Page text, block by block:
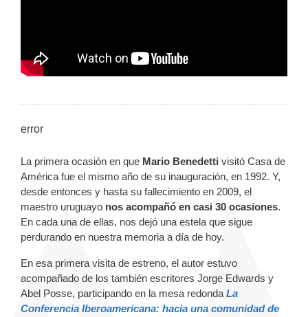
error
La primera ocasión en que Mario Benedetti visitó Casa de
América fue el mismo año de su inauguración, en 1992. Y,
desde entonces y hasta su fallecimiento en 2009, el
maestro uruguayo nos acompañó en casi 30 ocasiones.
En cada una de ellas, nos dejó una estela que sigue
perdurando en nuestra memoria a día de hoy.
En esa primera visita de estreno, el autor estuvo
acompañado de los también escritores Jorge Edwards y
Abel Posse, participando en la mesa redonda La
Conferencia Iberoamericana: hacia una comunidad de